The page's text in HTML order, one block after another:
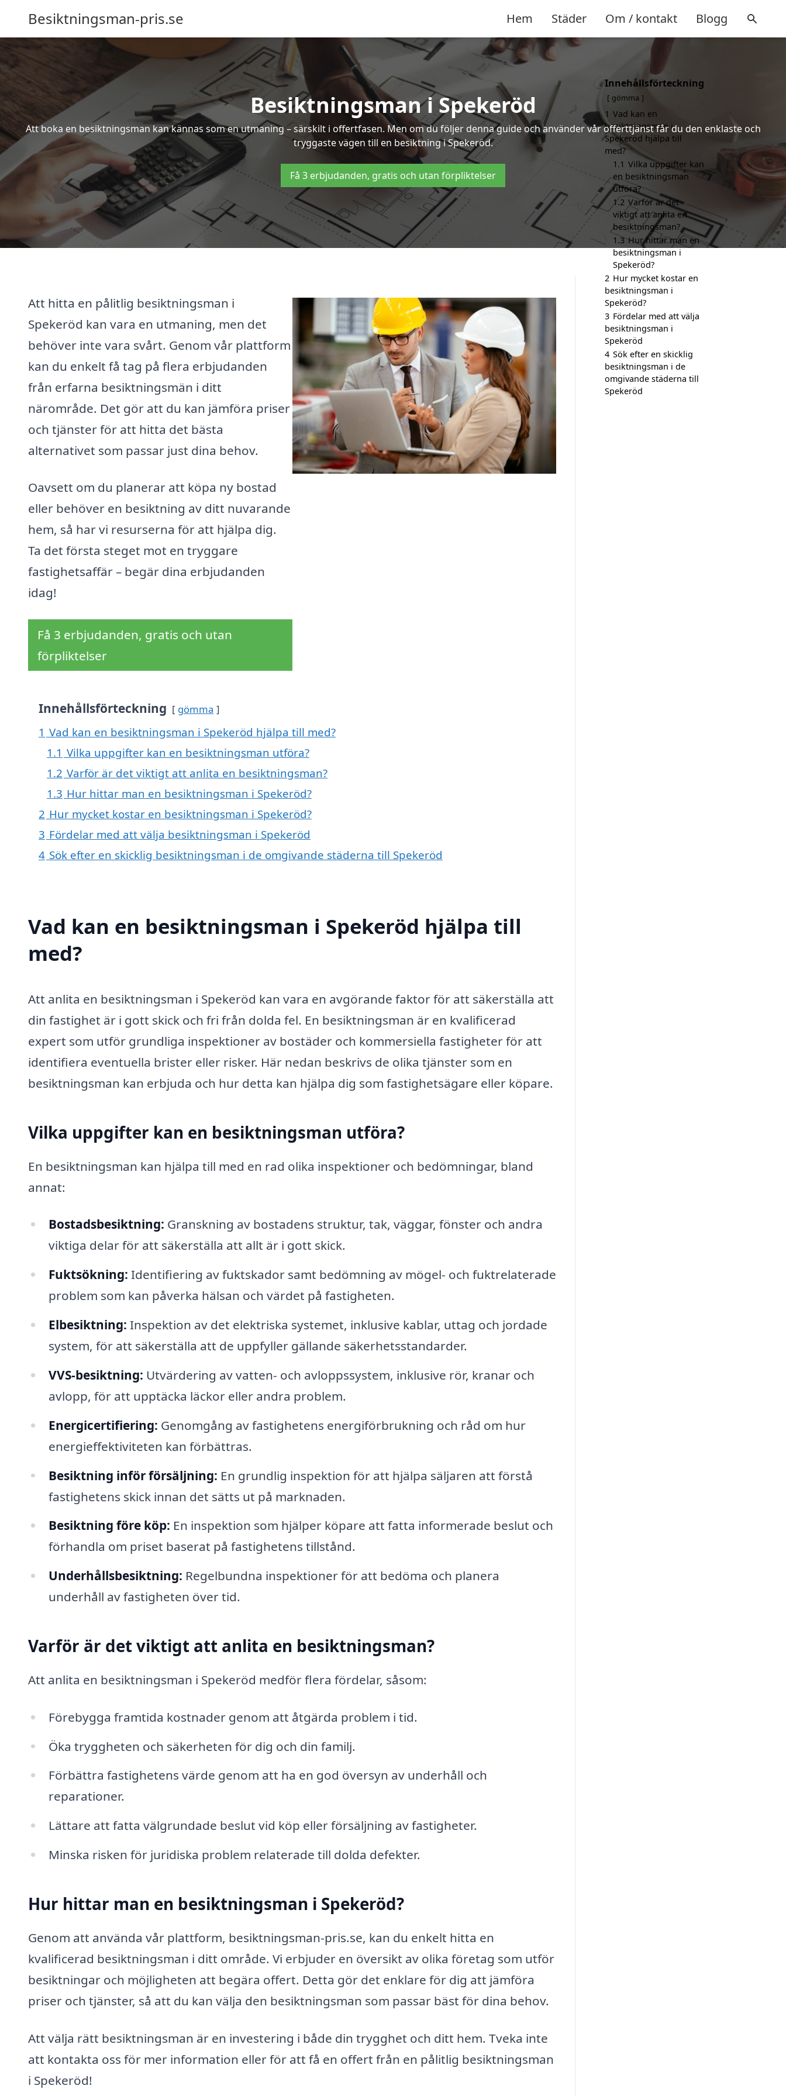
Besiktningsman-pris.se Hem Städer Om / kontakt Blogg
Besiktningsman i Spekeröd
Att boka en besiktningsman kan kännas som en utmaning – särskilt i offertfasen. Men om du följer denna guide och använder vår offerttjänst får du den enklaste och
tryggaste vägen till en besiktning i Spekeröd.
Få 3 erbjudanden, gratis och utan förpliktelser
Att hitta en pålitlig besiktningsman i
Spekeröd kan vara en utmaning, men det
behöver inte vara svårt. Genom vår plattform
kan du enkelt få tag på flera erbjudanden
från erfarna besiktningsmän i ditt
närområde. Det gör att du kan jämföra priser
och tjänster för att hitta det bästa
alternativet som passar just dina behov.
Oavsett om du planerar att köpa ny bostad
eller behöver en besiktning av ditt nuvarande
hem, så har vi resurserna för att hjälpa dig.
Ta det första steget mot en tryggare
fastighetsaffär – begär dina erbjudanden
idag!
Få 3 erbjudanden, gratis och utan
förpliktelser
Innehållsförteckning gömma
1 Vad kan en besiktningsman i Spekeröd hjälpa till med?
1.1 Vilka uppgifter kan en besiktningsman utföra?
1.2 Varför är det viktigt att anlita en besiktningsman?
1.3 Hur hittar man en besiktningsman i Spekeröd?
2 Hur mycket kostar en besiktningsman i Spekeröd?
3 Fördelar med att välja besiktningsman i Spekeröd
4 Sök efter en skicklig besiktningsman i de omgivande städerna till Spekeröd
Vad kan en besiktningsman i Spekeröd hjälpa till
med?
Att anlita en besiktningsman i Spekeröd kan vara en avgörande faktor för att säkerställa att
din fastighet är i gott skick och fri från dolda fel. En besiktningsman är en kvalificerad
expert som utför grundliga inspektioner av bostäder och kommersiella fastigheter för att
identifiera eventuella brister eller risker. Här nedan beskrivs de olika tjänster som en
besiktningsman kan erbjuda och hur detta kan hjälpa dig som fastighetsägare eller köpare.
Vilka uppgifter kan en besiktningsman utföra?
En besiktningsman kan hjälpa till med en rad olika inspektioner och bedömningar, bland
annat:
Bostadsbesiktning: Granskning av bostadens struktur, tak, väggar, fönster och andra
viktiga delar för att säkerställa att allt är i gott skick.
Fuktsökning: Identifiering av fuktskador samt bedömning av mögel- och fuktrelaterade
problem som kan påverka hälsan och värdet på fastigheten.
Elbesiktning: Inspektion av det elektriska systemet, inklusive kablar, uttag och jordade
system, för att säkerställa att de uppfyller gällande säkerhetsstandarder.
VVS-besiktning: Utvärdering av vatten- och avloppssystem, inklusive rör, kranar och
avlopp, för att upptäcka läckor eller andra problem.
Energi­certifiering: Genomgång av fastighetens energiförbrukning och råd om hur
energieffektiviteten kan förbättras.
Besiktning inför försäljning: En grundlig inspektion för att hjälpa säljaren att förstå
fastighetens skick innan det sätts ut på marknaden.
Besiktning före köp: En inspektion som hjälper köpare att fatta informerade beslut och
förhandla om priset baserat på fastighetens tillstånd.
Underhållsbesiktning: Regelbundna inspektioner för att bedöma och planera
underhåll av fastigheten över tid.
Varför är det viktigt att anlita en besiktningsman?
Att anlita en besiktningsman i Spekeröd medför flera fördelar, såsom:
Förebygga framtida kostnader genom att åtgärda problem i tid.
Öka tryggheten och säkerheten för dig och din familj.
Förbättra fastighetens värde genom att ha en god översyn av underhåll och
reparationer.
Lättare att fatta välgrundade beslut vid köp eller försäljning av fastigheter.
Minska risken för juridiska problem relaterade till dolda defekter.
Hur hittar man en besiktningsman i Spekeröd?
Genom att använda vår plattform, besiktningsman-pris.se, kan du enkelt hitta en
kvalificerad besiktningsman i ditt område. Vi erbjuder en översikt av olika företag som utför
besiktningar och möjligheten att begära offert. Detta gör det enklare för dig att jämföra
priser och tjänster, så att du kan välja den besiktningsman som passar bäst för dina behov.
Att välja rätt besiktningsman är en investering i både din trygghet och ditt hem. Tveka inte
att kontakta oss för mer information eller för att få en offert från en pålitlig besiktningsman
i Spekeröd!
Innehållsförteckning
gömma
1 Vad kan en
besiktningsman i
Spekeröd hjälpa till
med?
1.1 Vilka uppgifter kan
en besiktningsman
utföra?
1.2 Varför är det
viktigt att anlita en
besiktningsman?
1.3 Hur hittar man en
besiktningsman i
Spekeröd?
2 Hur mycket kostar en
besiktningsman i
Spekeröd?
3 Fördelar med att välja
besiktningsman i
Spekeröd
4 Sök efter en skicklig
besiktningsman i de
omgivande städerna till
Spekeröd